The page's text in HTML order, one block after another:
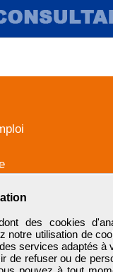
des cookies
notre utilisation de
services adaptés à
de refuser ou de